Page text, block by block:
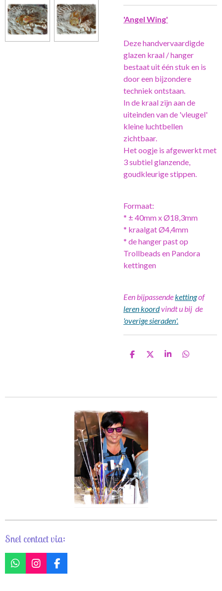
'Angel Wing'
Deze handvervaardigde
glazen kraal / hanger
bestaat uit één stuk en is
door een bijzondere
techniek ontstaan.
In de kraal zijn aan de
uiteinden van de 'vleugel'
kleine luchtbellen
zichtbaar.
Het oogje is afgewerkt met
3 subtiel glanzende,
goudkleurige stippen.
Formaat:
* ± 40mm x Ø18,3mm
* kraalgat Ø4,4mm
* de hanger past op
Trollbeads en Pandora
kettingen
Een bijpassendekettingof
leren koordvindt u bij de
'overige sieraden'.
D
D
S
D
Snel contact via:
W
h
I
n
F
a